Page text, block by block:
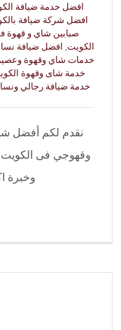
افضل خدمة ضيافة
افضل شركة ضيافة
صبابين شاي و قهوة
الكويت افضل ضيافة
خدمات شاي وقهوة
خدمة شاى وقهوة
خدمة ضيافة رجالي
نقدم لكم أفضل
وقهوجي فى
وخبرة